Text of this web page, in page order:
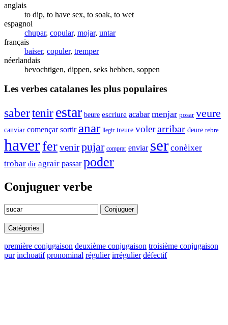
anglais
to dip, to have sex, to soak, to wet
espagnol
chupar, copular, mojar, untar
français
baiser, copuler, tremper
néerlandais
bevochtigen, dippen, seks hebben, soppen
Les verbes catalanes les plus populaires
sabertenir estar beure escriure acabar menjar posar veure
canviar començar sortir anar llegir treure volerarribar deure rebre
haverfervenirpujar comprar enviar ser conèixer
trobar dir agrair passar poder
Conjuguer verbe
Conjuguer
Catégories
première conjugaison deuxième conjugaison troisième conjugaison
pur inchoatif pronominal régulier irrégulier défectif